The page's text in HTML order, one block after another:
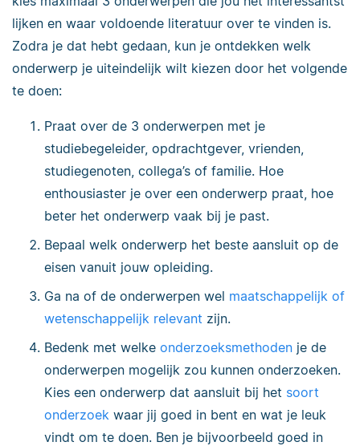
lijken en waar voldoende literatuur over te vinden is.
Zodra je dat hebt gedaan, kun je ontdekken welk
onderwerp je uiteindelijk wilt kiezen door het volgende
te doen:
Praat over de 3 onderwerpen met je
studiebegeleider, opdrachtgever, vrienden,
studiegenoten, collega’s of familie. Hoe
enthousiaster je over een onderwerp praat, hoe
beter het onderwerp vaak bij je past.
Bepaal welk onderwerp het beste aansluit op de
eisen vanuit jouw opleiding.
Ga na of de onderwerpen wel maatschappelijk of
wetenschappelijk relevant zijn.
Bedenk met welke onderzoeksmethoden je de
onderwerpen mogelijk zou kunnen onderzoeken.
Kies een onderwerp dat aansluit bij het soort
onderzoek waar jij goed in bent en wat je leuk
vindt om te doen. Ben je bijvoorbeeld goed in